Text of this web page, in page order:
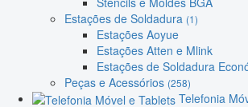
Estações de Soldadura (1)
Estações Aoyue
Estações Atten e Mlink
Estações de Soldadura
Peças e Acessórios (258)
Telefonia